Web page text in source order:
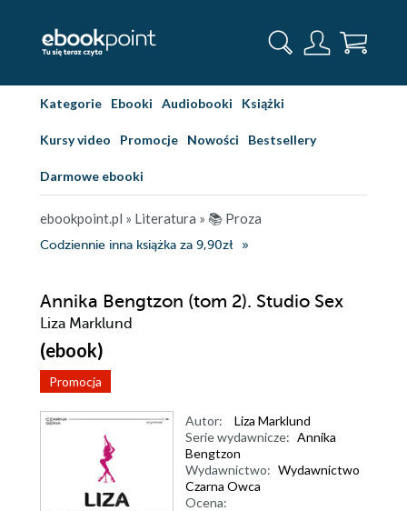
Kategorie Ebooki Audiobooki Książki
Kursy video Promocje Nowości Bestsellery
Darmowe ebooki
ebookpoint.pl » Literatura » 📚 Proza
Codziennie inna książka za 9,90zł
Annika Bengtzon (tom 2). Studio Sex
Liza Marklund
(ebook)
Promocja
Autor:
Liza Marklund
Serie wydawnicze: Annika
Bengtzon
Wydawnictwo: Wydawnictwo
Czarna Owca
Ocena: